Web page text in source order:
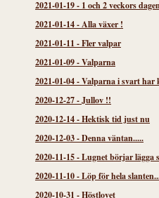
2021-01-19- 1 och 2 veckors
2021-01-14-Alla växer !
2021-01-11 -Fler valpar
2021-01-09-Valparna
2021-01-04-Valparna i svart har
2020-12-27-Jullov !!
2020-12-14-Hektisk tid just nu
2020-12-03-Denna väntan.....
2020-11-15-Lugnet börjar lägga
2020-11-10-Löp för hela
2020-10-31 -Höstlovet